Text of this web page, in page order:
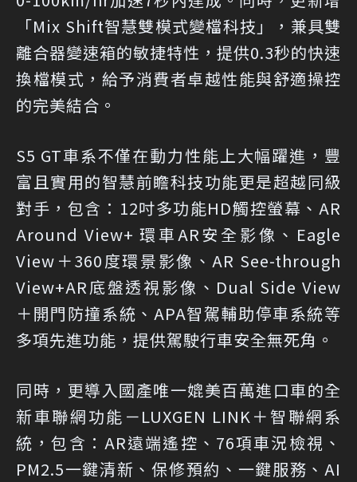
「Mix Shift智慧雙模式變檔科技」，兼具雙
離合器變速箱的敏捷特性，提供0.3秒的快速
換檔模式，給予消費者卓越性能與舒適操控
的完美結合。
S5 GT車系不僅在動力性能上大幅躍進，豐
富且實用的智慧前瞻科技功能更是超越同級
對手，包含：12吋多功能HD觸控螢幕、AR
Around View+ 環車AR安全影像、Eagle
View＋360度環景影像、AR See-through
View+AR底盤透視影像、Dual Side View
＋開門防撞系統、APA智駕輔助停車系統等
多項先進功能，提供駕駛行車安全無死角。
同時，更導入國產唯一媲美百萬進口車的全
新車聯網功能－LUXGEN LINK＋智聯網系
統，包含：AR遠端遙控、76項車況檢視、
PM2.5一鍵清新、保修預約、一鍵服務、AI